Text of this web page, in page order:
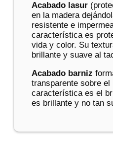
Acabado lasur
en la madera
resistente e
característica es
vida y color. Su
brillante y suave al
Acabado barniz
transparente sobre
característica es el
es brillante y no tan